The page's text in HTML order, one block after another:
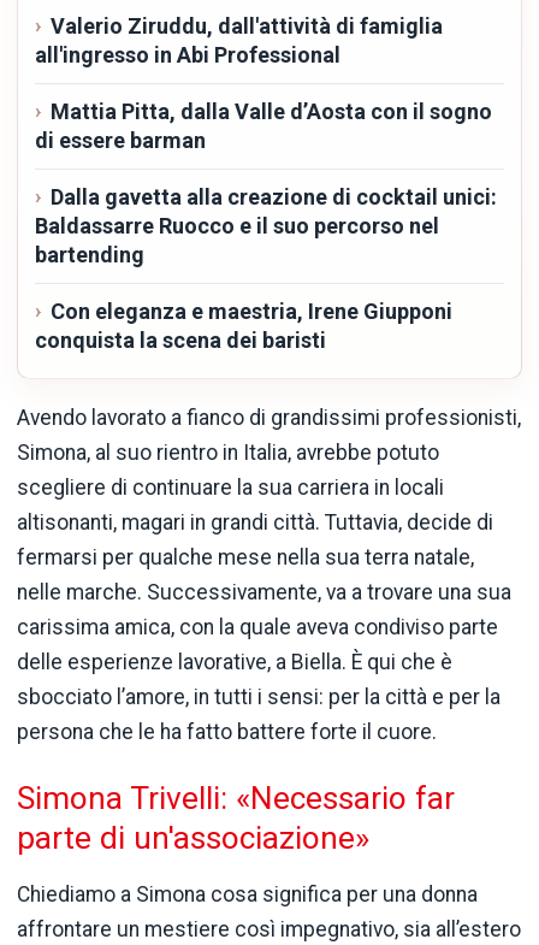
Valerio Ziruddu, dall'attività di famiglia
all'ingresso in Abi Professional
Mattia Pitta, dalla Valle d’Aosta con il sogno
di essere barman
Dalla gavetta alla creazione di cocktail unici:
Baldassarre Ruocco e il suo percorso nel
bartending
Con eleganza e maestria, Irene Giupponi
conquista la scena dei baristi
Avendo lavorato a fianco di grandissimi professionisti,
Simona, al suo rientro in Italia, avrebbe potuto
scegliere di continuare la sua carriera in locali
altisonanti, magari in grandi città. Tuttavia, decide di
fermarsi per qualche mese nella sua terra natale,
nelle marche. Successivamente, va a trovare una sua
carissima amica, con la quale aveva condiviso parte
delle esperienze lavorative, a Biella. È qui che è
sbocciato l’amore, in tutti i sensi: per la città e per la
persona che le ha fatto battere forte il cuore.
Simona Trivelli: «Necessario far
parte di un'associazione»
Chiediamo a Simona cosa significa per una donna
affrontare un mestiere così impegnativo, sia all’estero